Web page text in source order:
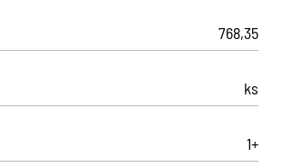
768,35
ks
1+